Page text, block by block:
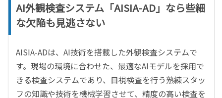
AI外観検査システム「AISIA-AD」なら些細
な欠陥も見逃さない
AISIA-ADは、AI技術を搭載した外観検査システムで
す。現場の環境に合わせた、最適なAIモデルを採用で
きる検査システムであり、目視検査を行う熟練スタッ
フの知識や技術を機械学習させて、精度の高い検査を